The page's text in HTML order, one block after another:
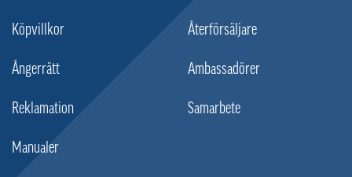
Köpvillkor
Ångerrätt
Reklamation
Manualer
Återförsäljare
Ambassadörer
Samarbete